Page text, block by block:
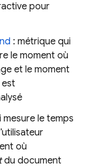
pour
: métrique qui
le moment où
et le moment
est
mesure le temps
où
du document